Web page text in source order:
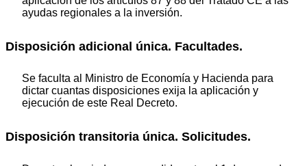
ayudas regionales a la inversión.
Disposición adicional única. Facultades.
Se faculta al Ministro de Economía y Hacienda para
dictar cuantas disposiciones exija la aplicación y
ejecución de este Real Decreto.
Disposición transitoria única. Solicitudes.